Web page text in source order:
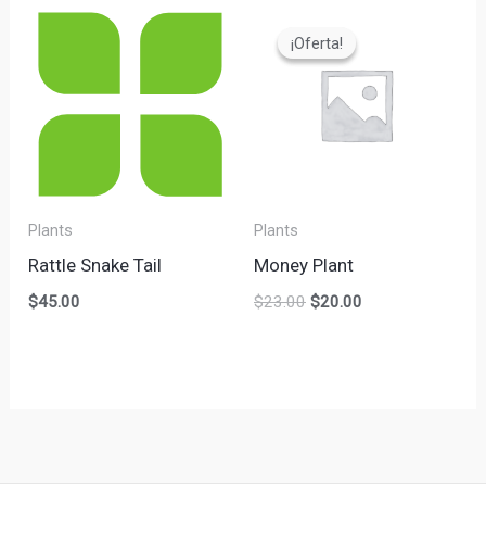
Plants
Rattle Snake Tail
$45.00
¡Oferta!
¡Oferta!
Plants
Money Plant
$23.00
original
era:
$23.00.
$20.00
es:
$20.00.